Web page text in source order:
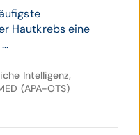
Hautkrebs eine
Intelligenz,
(APA-OTS)